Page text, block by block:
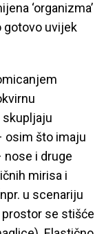
‘organizma’
gotovo uvijek
skupljaju
osim što imaju
nose i druge
mirisa i
u scenariju
se stišće